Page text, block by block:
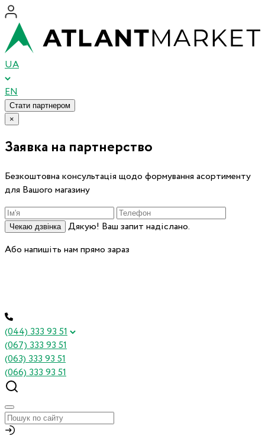
UA
EN
Стати партнером
×
Заявка на партнерство
Безкоштовна консультація щодо формування асортименту
для Вашого магазину
Чекаю дзвінка
Дякую! Ваш запит надіслано.
Або напишіть нам прямо зараз
(044) 333 93 51
(067) 333 93 51
(063) 333 93 51
(066) 333 93 51